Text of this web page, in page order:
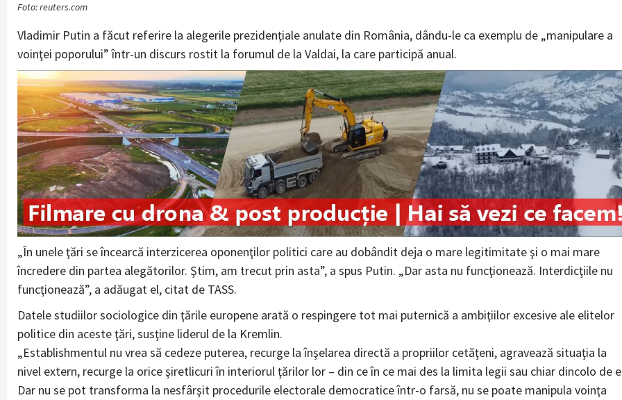
Foto: reuters.com
Vladimir Putin a făcut referire la alegerile prezidenţiale anulate din România, dându-le ca exemplu de „manipulare a
voinţei poporului” într-un discurs rostit la forumul de la Valdai, la care participă anual.
„În unele ţări se încearcă interzicerea oponenţilor politici care au dobândit deja o mare legitimitate şi o mai mare
încredere din partea alegătorilor. Ştim, am trecut prin asta”, a spus Putin. „Dar asta nu funcţionează. Interdicţiile nu
funcţionează”, a adăugat el, citat de TASS.
Datele studiilor sociologice din ţările europene arată o respingere tot mai puternică a ambiţiilor excesive ale elitelor
politice din aceste ţări, susţine liderul de la Kremlin.
„Establishmentul nu vrea să cedeze puterea, recurge la înşelarea directă a propriilor cetăţeni, agravează situaţia la
nivel extern, recurge la orice şiretlicuri în interiorul ţărilor lor – din ce în ce mai des la limita legii sau chiar dincolo de
Dar nu se pot transforma la nesfârşit procedurile electorale democratice într-o farsă, nu se poate manipula voinţa